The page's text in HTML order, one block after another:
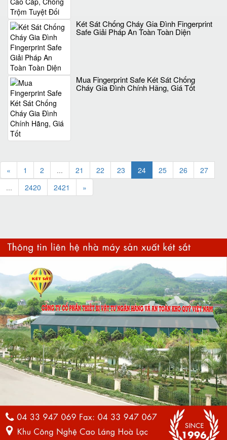
Két Sát Chống Cháy Gia Đình Fingerprint
Safe Giải Pháp An Toàn Toàn Diện
Mua Fingerprint Safe Két Sát Chống
Cháy Gia Đình Chính Hãng, Giá Tốt
« 1 2 ... 21 22 23 24 25 26
27
...
2420 2421 »